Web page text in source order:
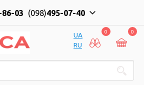
86-03 (098)495-07-40
UA
RU
0 0